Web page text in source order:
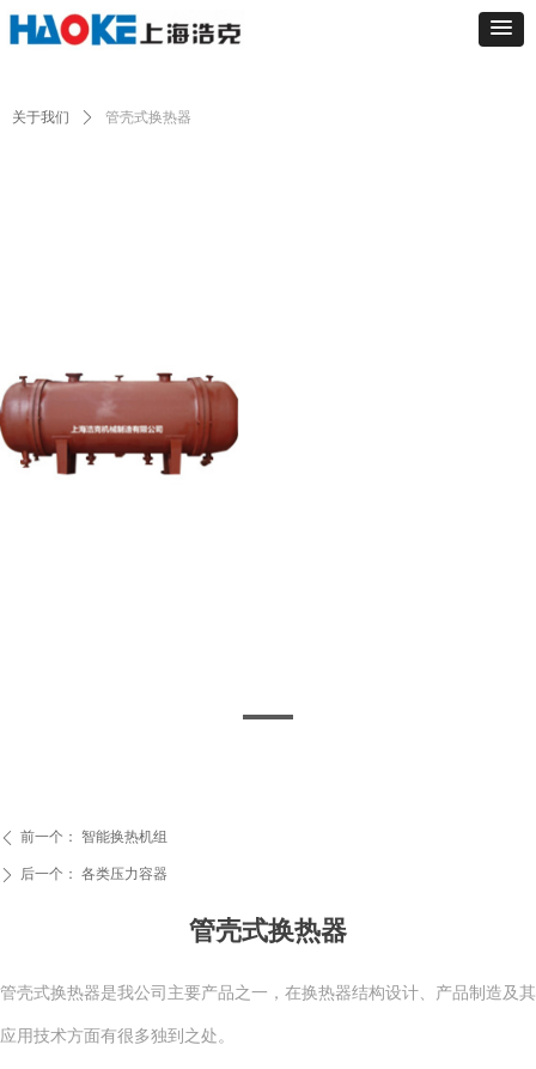
关于我们 ꄲ 管壳式换热器
管壳式换热器
管壳式换热器是我公司主要产品之一，在换热器结构设计、产品制造及其
应用技术方面有很多独到之处。
ꄴ 前一个： 智能换热机组
ꄲ 后一个： 各类压力容器